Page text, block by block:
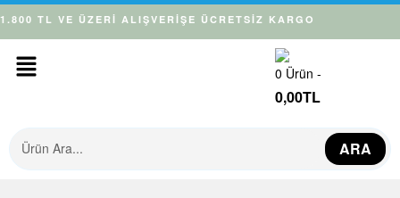
1.800 TL VE ÜZERİ ALIŞVERİŞE ÜCRETSİZ KARGO
0 Ürün -
0,00TL
ARA